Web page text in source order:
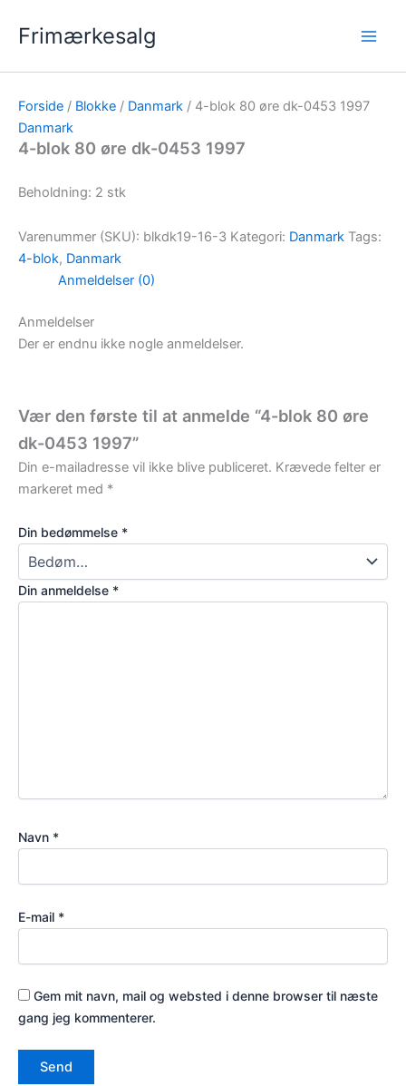
Frimærkesalg
Forside / Blokke / Danmark / 4-blok 80 øre dk-0453 1997
Danmark
4-blok 80 øre dk-0453 1997
Beholdning: 2 stk
Varenummer (SKU): blkdk19-16-3 Kategori: Danmark Tags:
4-blok, Danmark
Anmeldelser (0)
Anmeldelser
Der er endnu ikke nogle anmeldelser.
Vær den første til at anmelde “4-blok 80 øre
dk-0453 1997”
Din e-mailadresse vil ikke blive publiceret. Krævede felter er
markeret med *
Din bedømmelse *
Din anmeldelse *
Navn *
E-mail *
Gem mit navn, mail og websted i denne browser til næste
gang jeg kommenterer.